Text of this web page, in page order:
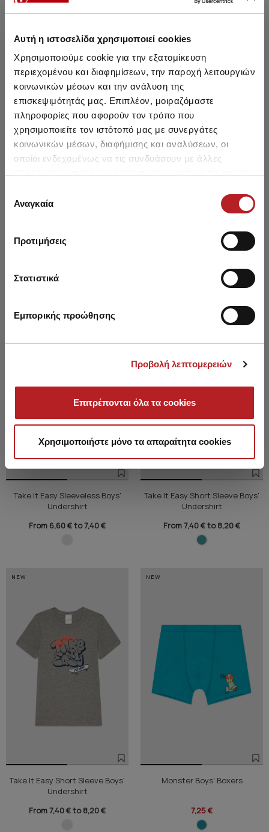
Αυτή η ιστοσελίδα χρησιμοποιεί cookies
Χρησιμοποιούμε cookie για την εξατομίκευση
περιεχομένου και διαφημίσεων, την παροχή λειτουργιών
κοινωνικών μέσων και την ανάλυση της
επισκεψιμότητάς μας. Επιπλέον, μοιραζόμαστε
πληροφορίες που αφορούν τον τρόπο που
χρησιμοποιείτε τον ιστότοπό μας με συνεργάτες
κοινωνικών μέσων, διαφήμισης και αναλύσεων, οι
οποίοι ενδεχομένως να τις συνδυάσουν με άλλες
των υπηρεσιών τους.
συγκατάθεσης
Αναγκαία
Προτιμήσεις
Στατιστικά
Εμπορικής προώθησης
Προβολή λεπτομερειών
Επιτρέπονται όλα τα cookies
Χρησιμοποιήστε μόνο τα απαραίτητα cookies
Take It Easy Boys' / Teen's Briefs
6,60 €
Take It Easy Sleeveless Boys'
Take It Easy Sleeveless Boys'
Undershirt
From 6,60 € to 7,40 €
Take It Easy Short Sleeve Boys'
Undershirt
From 7,40 € to 8,20 €
NEW
Take It Easy Short Sleeve Boys'
Undershirt
From 7,40 € to 8,20 €
NEW
Monster Boys' Boxers
7,25 €